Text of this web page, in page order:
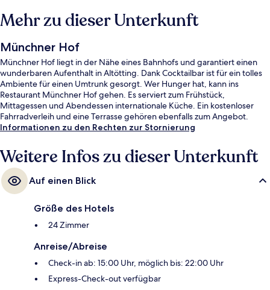
Mehr zu dieser Unterkunft
Münchner Hof
Münchner Hof liegt in der Nähe eines Bahnhofs und garantiert einen
wunderbaren Aufenthalt in Altötting. Dank Cocktailbar ist für ein tolles
Ambiente für einen Umtrunk gesorgt. Wer Hunger hat, kann ins
Restaurant Münchner Hof gehen. Es serviert zum Frühstück,
Mittagessen und Abendessen internationale Küche. Ein kostenloser
Fahrradverleih und eine Terrasse gehören ebenfalls zum Angebot.
Informationen zu den Rechten zur Stornierung
Weitere Infos zu dieser Unterkunft
Auf einen Blick
Größe des Hotels
24 Zimmer
Anreise/Abreise
Check-in ab: 15:00 Uhr, möglich bis: 22:00 Uhr
Express-Check-out verfügbar